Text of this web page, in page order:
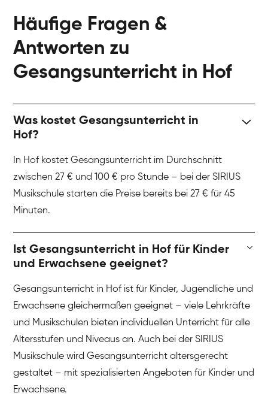
Häufige Fragen &
Antworten zu
Gesangsunterricht in Hof
Was kostet Gesangsunterricht in
Hof?
In Hof kostet Gesangsunterricht im Durchschnitt
zwischen 27 € und 100 € pro Stunde – bei der SIRIUS
Musikschule starten die Preise bereits bei 27 € für 45
Minuten.
Ist Gesangsunterricht in Hof für Kinder
und Erwachsene geeignet?
Gesangsunterricht in Hof ist für Kinder, Jugendliche und
Erwachsene gleichermaßen geeignet – viele Lehrkräfte
und Musikschulen bieten individuellen Unterricht für alle
Altersstufen und Niveaus an. Auch bei der SIRIUS
Musikschule wird Gesangsunterricht altersgerecht
gestaltet – mit spezialisierten Angeboten für Kinder und
Erwachsene.